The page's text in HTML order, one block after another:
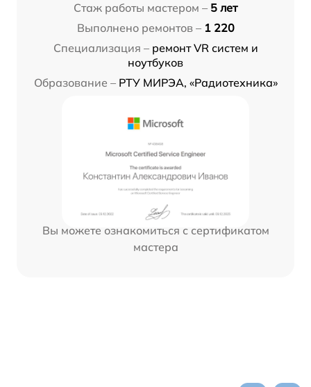
Стаж работы мастером – 5 лет
Выполнено ремонтов – 1 220
Специализация – ремонт VR систем и
ноутбуков
Образование – РТУ МИРЭА, «Радиотехника»
Вы можете ознакомиться с сертификатом
мастера